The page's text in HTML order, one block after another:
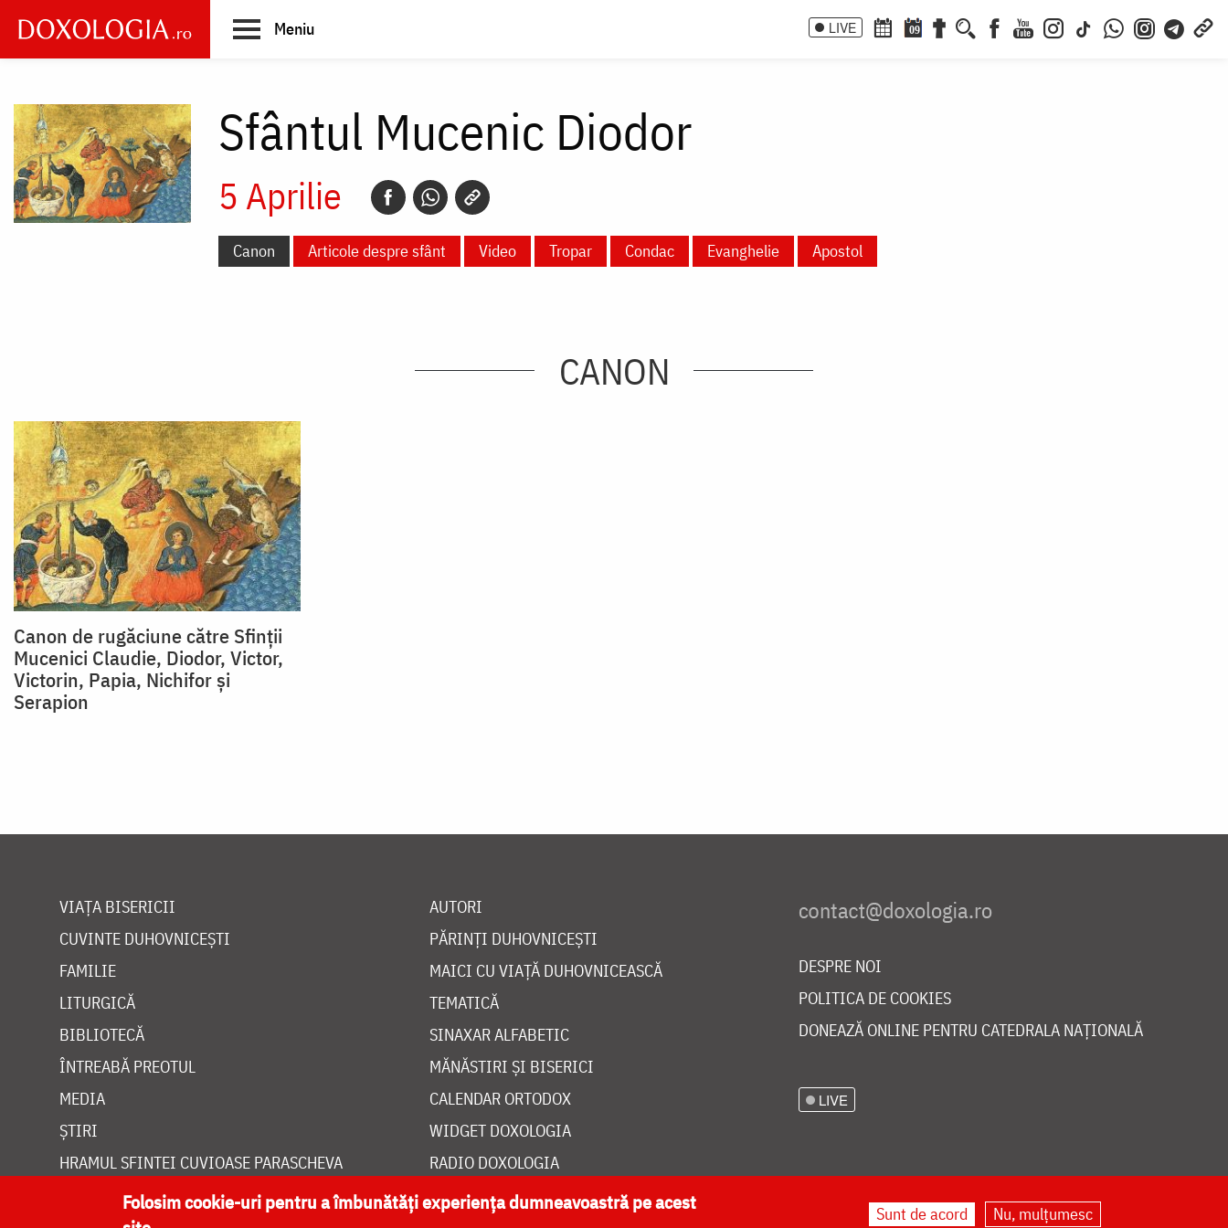
main
Meniu LIVE 09
Sfântul Mucenic Diodor
5 Aprilie
Canon Articole despre sfânt Video Tropar Condac Evanghelie Apostol
CANON
Canon de rugăciune către Sfinţii
Mucenici Claudie, Diodor, Victor,
Victorin, Papia, Nichifor şi
Serapion
VIAȚA BISERICII
CUVINTE DUHOVNICEȘTI
FAMILIE
LITURGICĂ
BIBLIOTECĂ
ÎNTREABĂ PREOTUL
MEDIA
ȘTIRI
HRAMUL SFINTEI CUVIOASE PARASCHEVA
AUTORI
PĂRINȚI DUHOVNICEȘTI
MAICI CU VIAȚĂ DUHOVNICEASCĂ
TEMATICĂ
SINAXAR ALFABETIC
MĂNĂSTIRI ȘI BISERICI
CALENDAR ORTODOX
WIDGET DOXOLOGIA
RADIO DOXOLOGIA
DESPRE NOI
POLITICA DE COOKIES
DONEAZĂ ONLINE PENTRU CATEDRALA NAȚIONALĂ
LIVE
Folosim cookie-uri pentru a îmbunătăți experiența dumneavoastră pe acest
Sunt de acord Nu, mulțumesc